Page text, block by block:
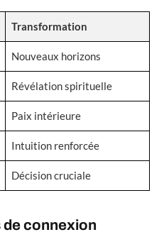
Transformation
Nouveaux horizons
Révélation spirituelle
Paix intérieure
Intuition renforcée
Décision cruciale
connexion